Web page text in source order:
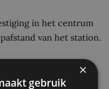
in het centrum
van het station.
rest wijst zich vanzelf.
×
gebruik